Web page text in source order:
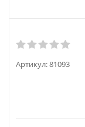
Артикул:81093